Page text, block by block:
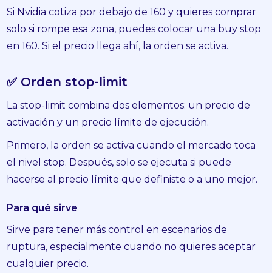
Si Nvidia cotiza por debajo de 160 y quieres comprar
solo si rompe esa zona, puedes colocar una buy stop
en 160. Si el precio llega ahí, la orden se activa.
✅ Orden stop-limit
La stop-limit combina dos elementos: un precio de
activación y un precio límite de ejecución.
Primero, la orden se activa cuando el mercado toca
el nivel stop. Después, solo se ejecuta si puede
hacerse al precio límite que definiste o a uno mejor.
Para qué sirve
Sirve para tener más control en escenarios de
ruptura, especialmente cuando no quieres aceptar
cualquier precio.